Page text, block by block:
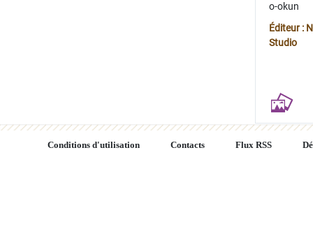
o-okun
Éditeur :
Studio
Conditions d'utilisation Contacts Flux RSS